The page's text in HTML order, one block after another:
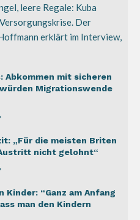
leere Regale: Kuba
Der
erklärt im Interview,
Abkommen mit sicheren
Migrationswende
„Für die meisten Briten
nicht gelohnt“
Kinder: “Ganz am Anfang
man den Kindern